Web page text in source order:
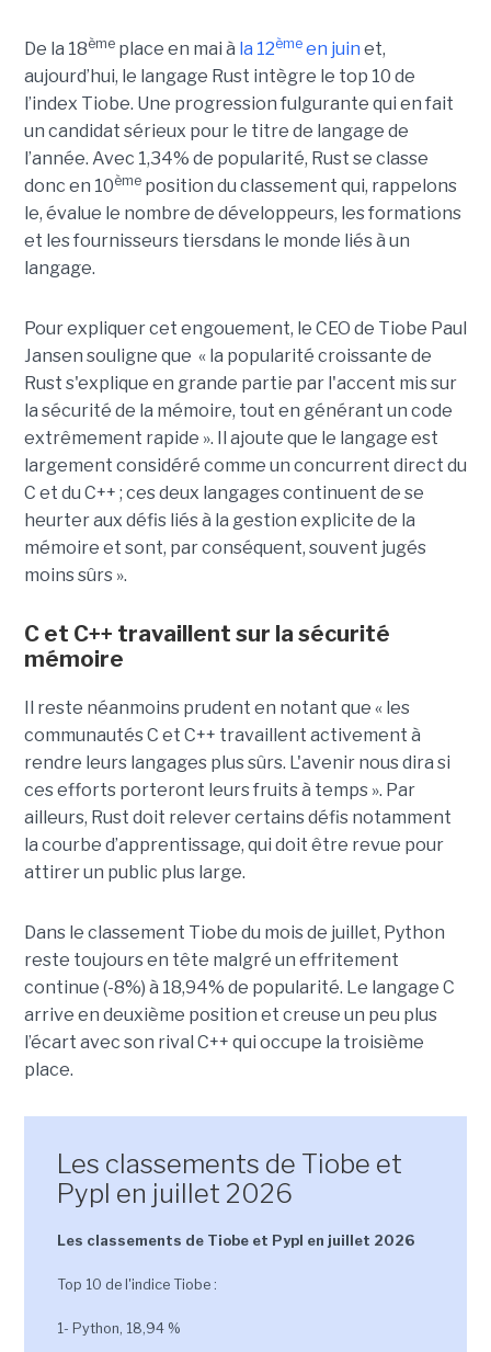
De la 18èmeplace en mai à la 12èmeen juin et,
aujourd’hui, le langage Rust intègre le top 10 de
l’index Tiobe. Une progression fulgurante qui en fait
un candidat sérieux pour le titre de langage de
l’année. Avec 1,34% de popularité, Rust se classe
donc en 10èmeposition du classement qui, rappelons
le, évalue le nombre de développeurs, les formations
et les fournisseurs tiersdans le monde liés à un
langage.
Pour expliquer cet engouement, le CEO de Tiobe Paul
Jansen souligne que « la popularité croissante de
Rust s'explique en grande partie par l'accent mis sur
la sécurité de la mémoire, tout en générant un code
extrêmement rapide ». Il ajoute que le langage est
largement considéré comme un concurrent direct du
C et du C++ ; ces deux langages continuent de se
heurter aux défis liés à la gestion explicite de la
mémoire et sont, par conséquent, souvent jugés
moins sûrs ».
C et C++ travaillent sur la sécurité
mémoire
Il reste néanmoins prudent en notant que « les
communautés C et C++ travaillent activement à
rendre leurs langages plus sûrs. L'avenir nous dira si
ces efforts porteront leurs fruits à temps ». Par
ailleurs, Rust doit relever certains défis notamment
la courbe d’apprentissage, qui doit être revue pour
attirer un public plus large.
Dans le classement Tiobe du mois de juillet, Python
reste toujours en tête malgré un effritement
continue (-8%) à 18,94% de popularité. Le langage C
arrive en deuxième position et creuse un peu plus
l’écart avec son rival C++ qui occupe la troisième
place.
Les classements de Tiobe et
Pypl en juillet 2026
Les classements de Tiobe et Pypl en juillet 2026
Top 10 de l'indice Tiobe :
1- Python, 18,94 %